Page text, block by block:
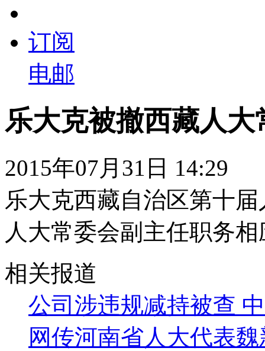
订阅
电邮
乐大克被撤西藏人
2015年07月31日 14:29
乐大克西藏自治区第十
人大常委会副主任职务
相关报道
公司涉违规减持被查
网传河南省人大代表